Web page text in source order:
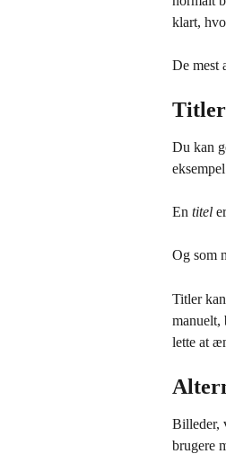
klart,
De mest
Titler
Du kan
En titel
Og som
Titler
manuelt,
lette at
Billeder,
brugere